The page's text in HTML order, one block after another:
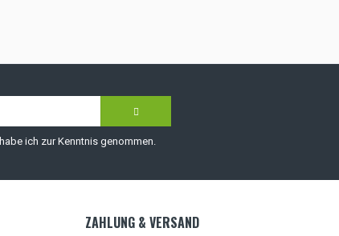
habe ich zur Kenntnis genommen.
ZAHLUNG & VERSAND